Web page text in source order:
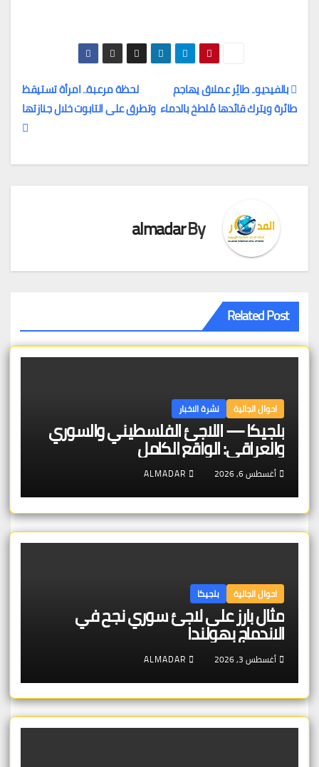
تصفّح
لحظة مرعبة.. امرأة تستيقظ
وتطرق على التابوت خلال جنازتها
بالفيديو.. طائِر عملاق يهاجم
طائرة ويترك قائدها مُلطخ بالدماء
By
almadar
Related Post
احوال الجالية نشرة الاخبار
بلجيكا — اللاجئ الفلسطيني والسوري
والعراقي: الواقع الكامل
أغسطس 6, 2026 ALMADAR
احوال الجالية بلجيكا
مثال بارز على لاجئ سوري نجح في
الاندماج بهولندا
أغسطس 3, 2026 ALMADAR